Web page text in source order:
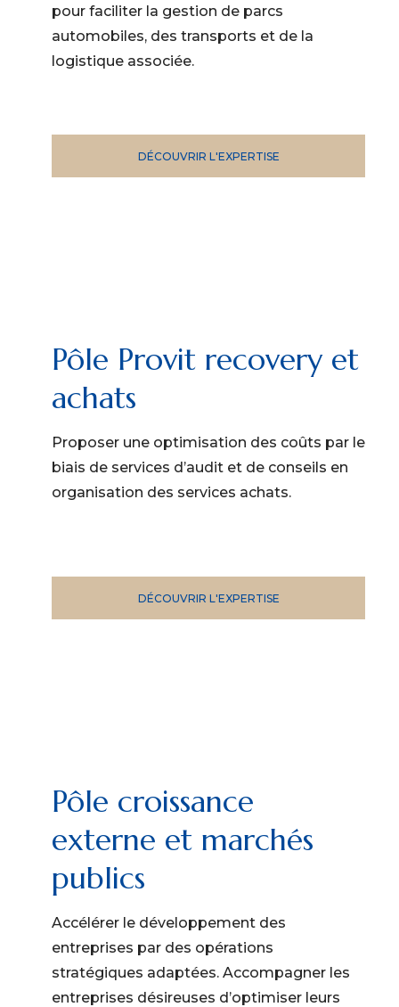
pour faciliter la gestion de parcs
automobiles, des transports et de la
logistique associée.
DÉCOUVRIR L'EXPERTISE
Pôle Provit recovery et
achats
Proposer une optimisation des coûts par le
biais de services d’audit et de conseils en
organisation des services achats.
DÉCOUVRIR L'EXPERTISE
Pôle croissance
externe et marchés
publics
Accélérer le développement des
entreprises par des opérations
stratégiques adaptées. Accompagner les
entreprises désireuses d’optimiser leurs